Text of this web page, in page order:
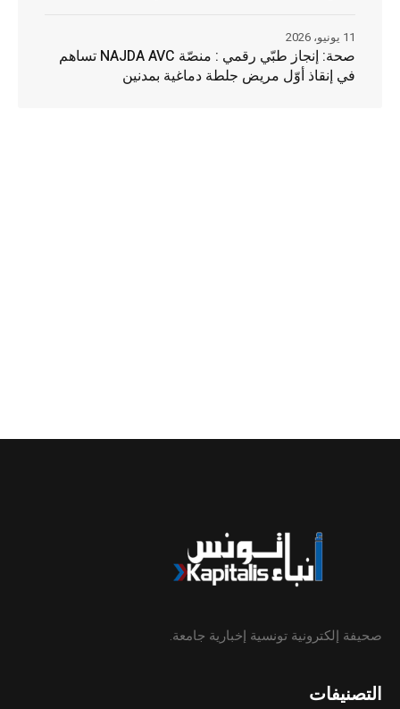
صحة: إنجاز طبّي رقمي : منصّة NAJDA AVC تساهم
في إنقاذ أوّل مريض جلطة دماغية بمدنين
11 يونيو، 2026
صحيفة إلكترونية تونسية إخبارية جامعة.
التصنيفات